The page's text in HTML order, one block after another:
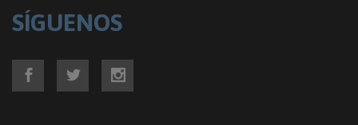
SÍGUENOS